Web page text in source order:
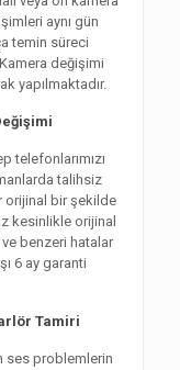
aynı gün
temin süreci
değişimi
yapılmaktadır.
telefonlarımızı
talihsiz
orijinal bir şekilde
kesinlikle orijinal
benzeri hatalar
6 ay garanti
Tamiri
ses problemlerin